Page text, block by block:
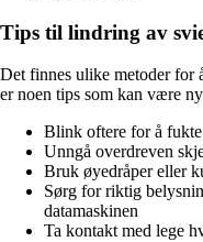
Tips til lindring av
Det finnes ulike metoder for
er noen tips som kan være
Blink oftere for å
Unngå overdreven
Bruk øyedråper eller
Sørg for riktig
datamaskinen
Ta kontakt med lege